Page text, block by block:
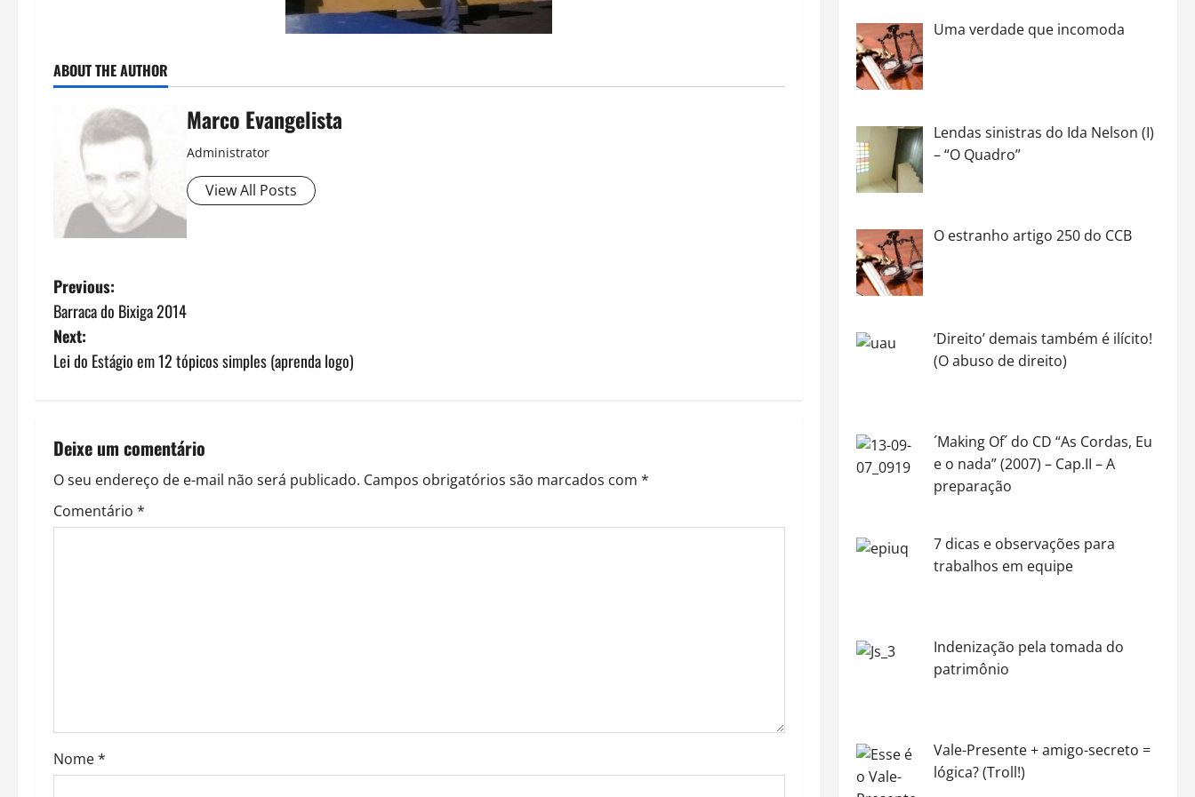
ABOUT THE AUTHOR
Marco Evangelista
Administrator
View All Posts
P
o
s
n
a
v
o
n
Previous:
Barraca do Bixiga 2014
Next:
Lei do Estágio em 12 tópicos simples (aprenda logo)
Deixe um comentário
O seu endereço de e-mail não será publicado. Campos obrigatórios são marcados com *
Comentário *
Nome*
Uma verdade que incomoda
Lendas sinistras do Ida Nelson (I)
– “O Quadro”
O estranho artigo 250 do CCB
‘Direito’ demais também é ilícito!
(O abuso de direito)
´Making Of´ do CD “As Cordas, Eu
e o nada” (2007) – Cap.II – A
preparação
7 dicas e observações para
trabalhos em equipe
Indenização pela tomada do
patrimônio
Vale-Presente + amigo-secreto =
lógica? (Troll!)